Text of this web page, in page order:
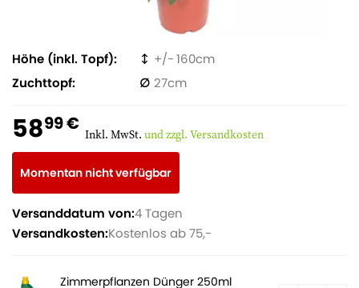
Höhe (inkl. Topf)
160
Zuchttopf
27
5899 € Inkl. MwSt. und zzgl. Versandkosten
Momentan nicht verfügbar
Versanddatum von:4 Tagen
Versandkosten:Kostenlos ab 75,-
Zimmerpflanzen Dünger 250ml